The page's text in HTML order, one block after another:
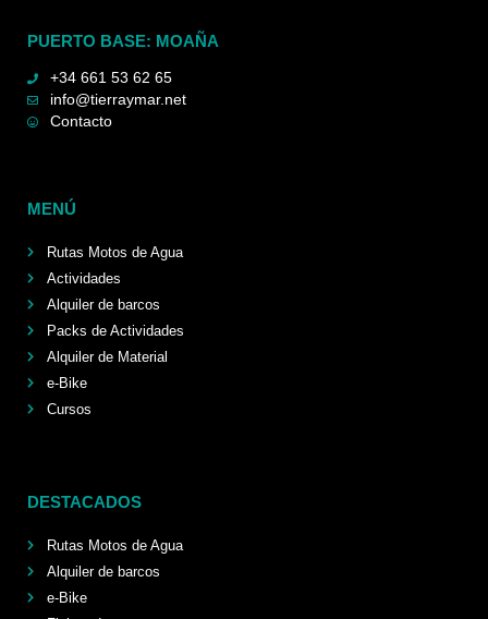
PUERTO BASE: MOAÑA
+34 661 53 62 65
info@tierraymar.net
Contacto
MENÚ
Rutas Motos de Agua
Actividades
Alquiler de barcos
Packs de Actividades
Alquiler de Material
e-Bike
Cursos
DESTACADOS
Rutas Motos de Agua
Alquiler de barcos
e-Bike